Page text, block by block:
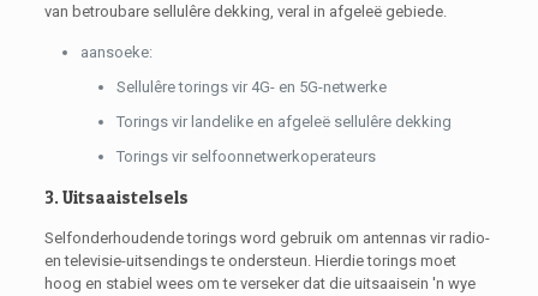
van betroubare sellulêre dekking, veral in afgeleë gebiede.
aansoeke:
Sellulêre torings vir 4G- en 5G-netwerke
Torings vir landelike en afgeleë sellulêre dekking
Torings vir selfoonnetwerkoperateurs
3. Uitsaaistelsels
Selfonderhoudende torings word gebruik om antennas vir radio-
en televisie-uitsendings te ondersteun. Hierdie torings moet
hoog en stabiel wees om te verseker dat die uitsaaisein 'n wye